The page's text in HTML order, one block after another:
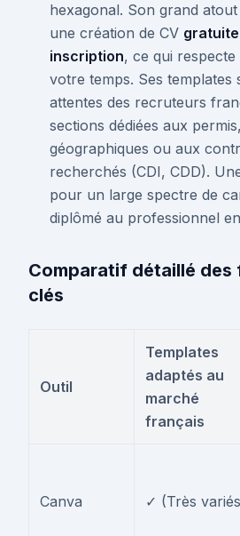
hexagonal. Son grand
une création de CV
inscription, ce qui
votre temps. Ses templates
attentes des recruteurs
sections dédiées aux
géographiques ou aux
recherchés (CDI, CDD).
pour un large spectre de
diplômé au professionnel
Comparatif détaillé
clés
Outil
Templates
adaptés au
marché
français
Canva ✓ (Très